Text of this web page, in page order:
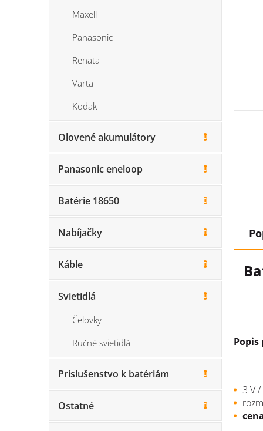
Maxell
Panasonic
Renata
Varta
Kodak
Olovené akumulátory
Panasonic eneloop
Batérie 18650
Nabíjačky
Káble
Svietidlá
Čelovky
Ručné svietidlá
Príslušenstvo k batériám
Ostatné
3 V